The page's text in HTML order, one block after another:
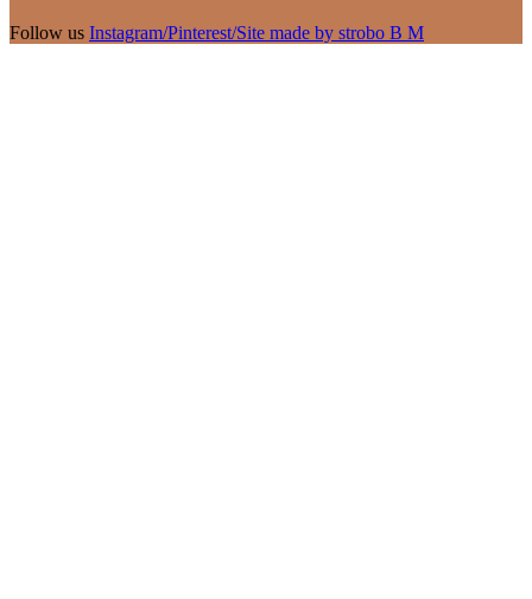
Follow us Instagram/Pinterest/Site made by strobo B M